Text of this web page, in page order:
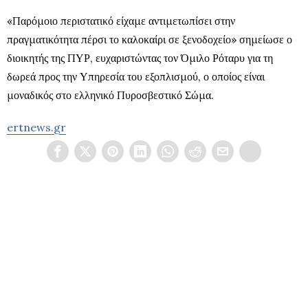
«Παρόμοιο περιστατικό είχαμε αντιμετωπίσει στην
πραγματικότητα πέρσι το καλοκαίρι σε ξενοδοχείο» σημείωσε ο
διοικητής της ΠΥΡ, ευχαριστώντας τον Όμιλο Ρόταρυ για τη
δωρεά προς την Υπηρεσία του εξοπλισμού, ο οποίος είναι
μοναδικός στο ελληνικό Πυροσβεστικό Σώμα.
ertnews.gr